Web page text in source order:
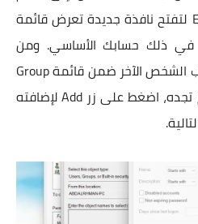
Security واضغط على زر Edit لتفتح نافذة جديدة تعرض قائمة
في ذلك حسابك الأساسي. ومن
المفترض أن يظهر أيضًا حساب الشخص الآخر ضمن قائمة Group
or user names، ولكن إذا لم تجده، اضغط على زر Add لإضافته